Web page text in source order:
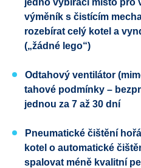
jedno vybírací místo pro
výměník s čistícím
rozebírat celý kotel a
(„žádné lego“)
Odtahový ventilátor
tahové podmínky –
jednou za 7 až 30 dní
Pneumatické čištění
kotel o automatické
spalovat méně kvalitní